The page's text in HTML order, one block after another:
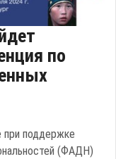
по
при поддержке
(ФАДН)